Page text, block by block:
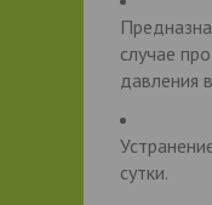
случае
давления
сутки.